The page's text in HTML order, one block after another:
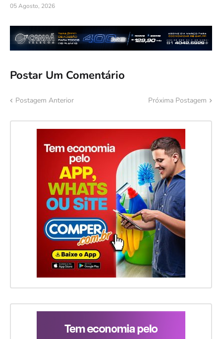
05 Agosto, 2026
Postar Um Comentário
Postagem Anterior Próxima Postagem